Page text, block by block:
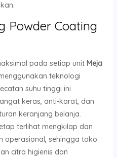
Powder Coating
pada setiap unit Meja
teknologi
suhu tinggi ini
keras, anti-karat, dan
keranjang belanja.
terlihat mengkilap dan
operasional, sehingga toko
citra higienis dan